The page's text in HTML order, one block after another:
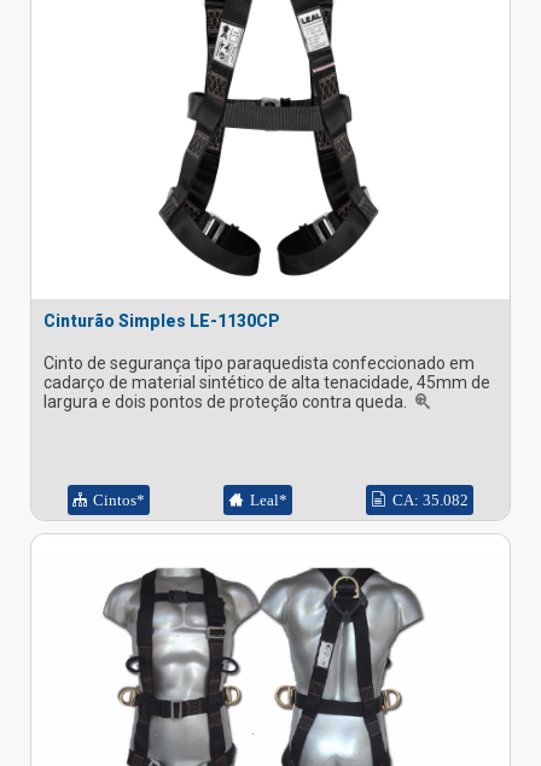
Cinturão Simples LE-1130CP
Cinto de segurança tipo paraquedista confeccionado em
cadarço de material sintético de alta tenacidade, 45mm de
largura e dois pontos de proteção contra queda.
Cintos* Leal* CA: 35.082